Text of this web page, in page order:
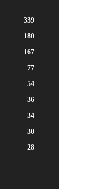
339
180
167
77
54
36
34
30
28